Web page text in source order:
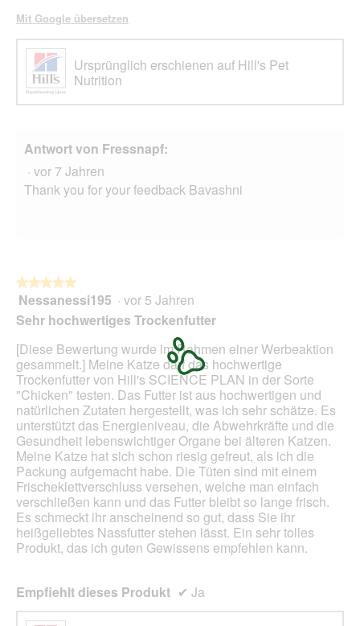
Mit Google übersetzen
Ursprünglich erschienen auf Hill's Pet
Nutrition
Antwort von Fressnapf:
· vor 7 Jahren
Thank you for your feedback Bavashni
★★★★★
★★★★★
5
Sternen.
Nessanessi195 · vor 5 Jahren
Sehr hochwertiges Trockenfutter
[Diese Bewertung wurde im Rahmen einer Werbeaktion
gesammelt.] Meine Katze darf das hochwertige
Trockenfutter von Hill's SCIENCE PLAN in der Sorte
"Chicken" testen. Das Futter ist aus hochwertigen und
natürlichen Zutaten hergestellt, was ich sehr schätze. Es
unterstützt das Energieniveau, die Abwehrkräfte und die
Gesundheit lebenswichtiger Organe bei älteren Katzen.
Meine Katze hat sich schon riesig gefreut, als ich die
Packung aufgemacht habe. Die Tüten sind mit einem
Frischeklettverschluss versehen, welche man einfach
verschließen kann und das Futter bleibt so lange frisch.
Es schmeckt ihr anscheinend so gut, dass Sie ihr
heißgeliebtes Nassfutter stehen lässt. Ein sehr tolles
Produkt, das ich guten Gewissens empfehlen kann.
Empfiehlt dieses Produkt ✔ Ja